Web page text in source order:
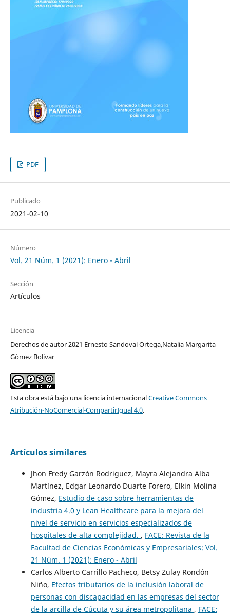
PDF
Publicado
2021-02-10
Número
Vol. 21 Núm. 1 (2021): Enero - Abril
Sección
Artículos
Licencia
Derechos de autor 2021 Ernesto Sandoval Ortega,Natalia Margarita
Gómez Bolívar
Esta obra está bajo una licencia internacionalCreative Commons
Atribución-NoComercial-CompartirIgual 4.0.
Artículos similares
Jhon Fredy Garzón Rodriguez, Mayra Alejandra Alba
Martínez, Edgar Leonardo Duarte Forero, Elkin Molina
Gómez, Estudio de caso sobre herramientas de
industria 4.0 y Lean Healthcare para la mejora del
nivel de servicio en servicios especializados de
hospitales de alta complejidad. , FACE: Revista de la
Facultad de Ciencias Económicas y Empresariales: Vol.
21 Núm. 1 (2021): Enero - Abril
Carlos Alberto Carrillo Pacheco, Betsy Zulay Rondón
Niño, Efectos tributarios de la inclusión laboral de
personas con discapacidad en las empresas del sector
de la arcilla de Cúcuta y su área metropolitana , FACE: